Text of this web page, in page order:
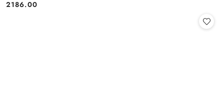
Cena:
2186.00